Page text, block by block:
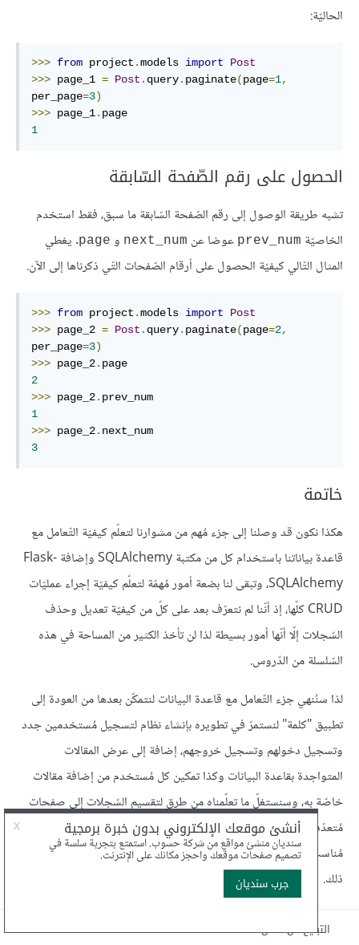
الحاليّة:
>>> from project .models import
Post
>>> page_1 = Post . query. paginate(page=1,
per_page=3)
>>> page_1.
1
الحصول على رقم الصّفحة السّابقة
تشبه طريقة الوصول إلى رقم الصّفحة السّابقة ما سبق، فقط استخدم
الخاصيّة prev_num عوضا عن next_num و page. يغطي
المثال التّالي كيفيّة الحصول على أرقام الصّفحات التّي ذكرناها إلى الآن.
>>> from project .models import
Post
>>> page_2 = Post . query. paginate(page=2,
per_page=3)
>>> page_2.
2
>>> page_2.
1
>>> page_2.
3
خاتمة
هكذا نكون قد وصلنا إلى جزء مُهم من مشوارنا لتعلّم كيفيّة التّعامل مع
قاعدة بياناتنا باستخدام كل من مكتبة SQLAlchemy وإضافة Flask-
SQLAlchemy، وتبقى لنا بضعة أمور مُهمّة لتعلّم كيفيّة إجراء عمليّات
CRUD كلّها، إذ أنّنا لم نتعرّف بعد على كلّ من كيفيّة تعديل وحذف
السّجلات إلّا أنّها أمور بسيطة لذا لن تأخذ الكثير من المساحة في هذه
السّلسلة من الدّروس.
لذا سنُنهي جزء التّعامل مع قاعدة البيانات لنتمكّن بعدها من العودة إلى
تطبيق "كلمة" لنستمرّ في تطويره بإنشاء نظام لتسجيل مُستخدمين جدد
وتسجيل دخولهم وتسجيل خروجهم، إضافة إلى عرض المقالات
المتواجدة بقاعدة البيانات وكذا تمكين كل مُستخدم من إضافة مقالات
خاصّة به، وسنستغلّ ما تعلّمناه من طرق لتقسيم السّجلات إلى صفحات
مُتعدّدة ومُختلف المعلومات التّي اكتسبناها لتُعرض كل المقالات بشكل
مُناسب للمُستخدمين مع شريط تصفّح للانتقال بين الصّفحات وما إلى
ذلك.
التبليغ عن مقال